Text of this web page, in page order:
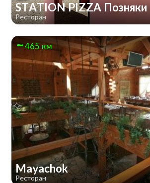
STATION PIZZA Позняки
Ресторан
465 км
Mayachok
Ресторан